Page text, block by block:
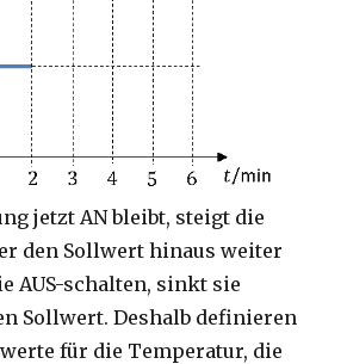
jetzt AN bleibt, steigt die
den Sollwert hinaus weiter
AUS-schalten, sinkt sie
Sollwert. Deshalb definieren
für die Temperatur, die